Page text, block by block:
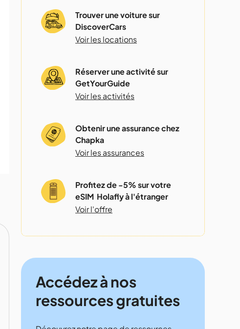
Trouver une voiture sur
DiscoverCars
Voir les locations
Réserver une activité sur
GetYourGuide
Voir les activités
Obtenir une assurance chez
Chapka
Voir les assurances
Profitez de -5% sur votre
eSIM Holafly à l'étranger
Voir l'offre
Accédez à nos
ressources gratuites